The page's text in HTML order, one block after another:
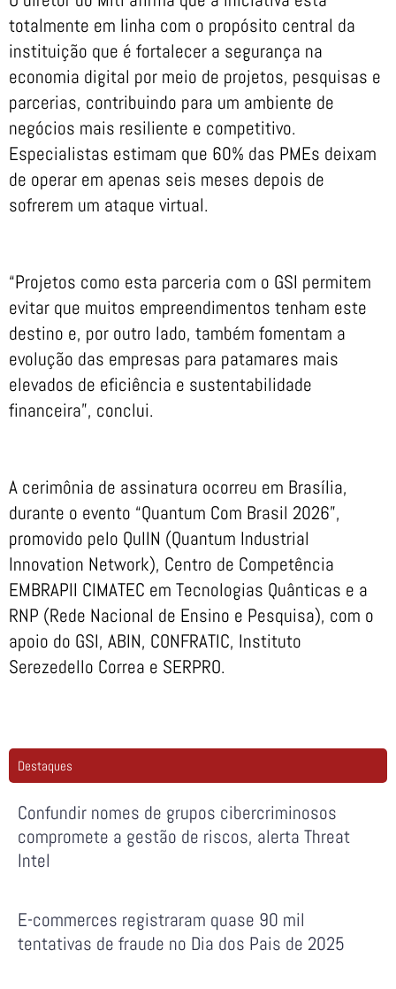
totalmente em linha com o propósito central da
instituição que é fortalecer a segurança na
economia digital por meio de projetos, pesquisas e
parcerias, contribuindo para um ambiente de
negócios mais resiliente e competitivo.
Especialistas estimam que 60% das PMEs deixam
de operar em apenas seis meses depois de
sofrerem um ataque virtual.
“Projetos como esta parceria com o GSI permitem
evitar que muitos empreendimentos tenham este
destino e, por outro lado, também fomentam a
evolução das empresas para patamares mais
elevados de eficiência e sustentabilidade
financeira”, conclui.
A cerimônia de assinatura ocorreu em Brasília,
durante o evento “Quantum Com Brasil 2026”,
promovido pelo QuIIN (Quantum Industrial
Innovation Network), Centro de Competência
EMBRAPII CIMATEC em Tecnologias Quânticas e a
RNP (Rede Nacional de Ensino e Pesquisa), com o
apoio do GSI, ABIN, CONFRATIC, Instituto
Serezedello Correa e SERPRO.
Destaques
Confundir nomes de grupos cibercriminosos
compromete a gestão de riscos, alerta Threat
Intel
E-commerces registraram quase 90 mil
tentativas de fraude no Dia dos Pais de 2025